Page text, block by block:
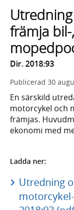
lista
med
sökförslag
främja
Dir. 2018:93
Publicerad 30
En särskild
motorcykel och
främjas.
ekonomi med
Ladda ner:
Utredning